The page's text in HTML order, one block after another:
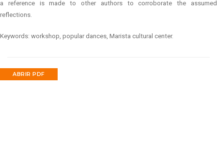
a reference is made to other authors to corroborate the assumed
reflections.
Keywords: workshop, popular dances, Marista cultural center.
ABRIR PDF